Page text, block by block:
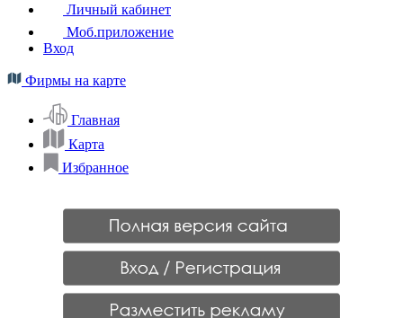
Личный кабинет
Моб.приложение
Вход
Фирмы на карте
Главная
Карта
Избранное